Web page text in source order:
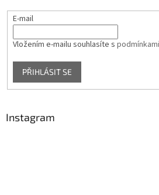
E-mail
Vložením e-mailu souhlasíte s
PŘIHLÁSIT SE
Instagram